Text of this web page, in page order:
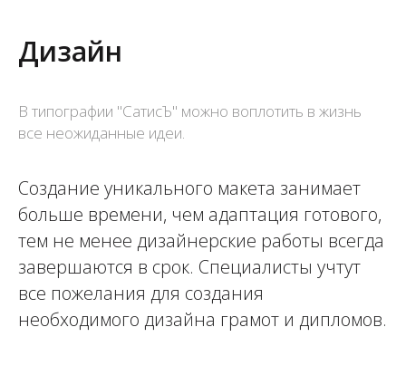
Дизайн
В типографии "СатисЪ" можно воплотить в жизнь
все неожиданные идеи.
Создание уникального макета занимает
больше времени, чем адаптация готового,
тем не менее дизайнерские работы всегда
завершаются в срок. Специалисты учтут
все пожелания для создания
необходимого дизайна грамот и дипломов.